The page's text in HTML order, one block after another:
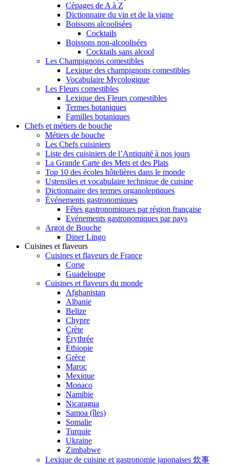
Cépages de A à Z
Dictionnaire du vin et de la vigne
Boissons alcoolisées
Cocktails
Boissons non-alcoolisées
Cocktails sans alcool
Les Champignons comestibles
Lexique des champignons comestibles
Vocabulaire Mycologique
Les Fleurs comestibles
Lexique des Fleurs comestibles
Termes botaniques
Familles botaniques
Chefs et métiers de bouche
Métiers de bouche
Les Chefs cuisiniers
Liste des cuisiniers de l’Antiquité à nos jours
La Grande Carte des Mets et des Plats
Top 10 des écoles hôtelières dans le monde
Ustensiles et vocabulaire technique de cuisine
Dictionnaire des termes organoleptiques
Événements gastronomiques
Fêtes gastronomiques par région française
Evénements gastronomiques par pays
Argot de Bouche
Diner Lingo
Cuisines et flaveurs
Cuisines et flaveurs de France
Corse
Guadeloupe
Cuisines et flaveurs du monde
Afghanistan
Albanie
Belize
Chypre
Crète
Érythrée
Éthiopie
Grèce
Maroc
Mexique
Monaco
Namibie
Nicaragua
Samoa (îles)
Somalie
Turquie
Ukraine
Zimbabwe
Lexique de cuisine et gastronomie japonaises 炊事